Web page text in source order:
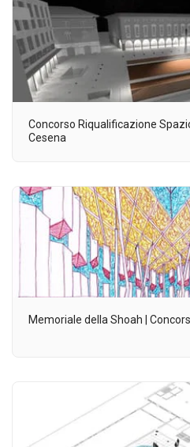
Concorso Riqualificazione
Cesena
Memoriale della Shoah |